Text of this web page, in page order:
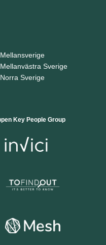
Mellansverige
Mellanvästra Sverige
Norra Sverige
Key People Group